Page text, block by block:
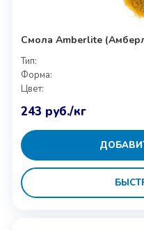
Смола Amberlite
Тип:
Форма:
Цвет:
243 руб./кг